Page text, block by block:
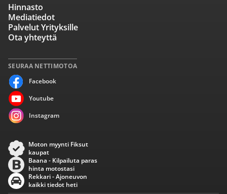
SEURAA NETTIMOTOA
Facebook
Youtube
Instagram
Hinnasto
Mediatiedot
Palvelut Yrityksille
Ota yhteyttä
Moton myynti Fiksut
kaupat
Baana - Kilpailuta paras
hinta motostasi
Rekkari - Ajoneuvon
kaikki tiedot heti